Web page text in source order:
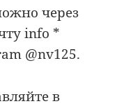
через
info *
@nv125.
в